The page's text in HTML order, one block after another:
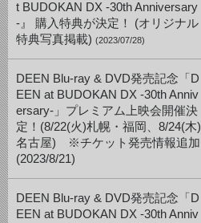
t BUDOKAN DX -30th Anniversary
-』 購入特典が決定！ (オリジナル
特典写真掲載) (2023/07/28)
DEEN Blu-ray & DVD発売記念「D
EEN at BUDOKAN DX -30th Anniv
ersary-」プレミアム上映会開催決
定！(8/22(火)札幌・福岡、8/24(木)
名古屋) ※チケット発売情報追加
(2023/8/21)
DEEN Blu-ray & DVD発売記念「D
EEN at BUDOKAN DX -30th Anniv